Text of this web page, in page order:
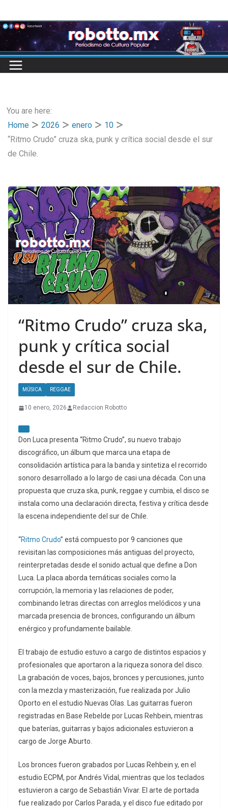
to
content
You are here:
Home
2026 enero
10
“Ritmo Crudo” cruza ska, punk y crítica social desde el sur
de Chile.
“Ritmo Crudo” cruza ska,
punk y crítica social
desde el sur de Chile.
MÚSICA REGGAE
10 enero, 2026 Redaccion Robotto
Don Luca presenta “Ritmo Crudo”, su nuevo trabajo
discográfico, un álbum que marca una etapa de
consolidación artística para la banda y sintetiza el recorrido
sonoro desarrollado a lo largo de casi una década. Con una
propuesta que cruza ska, punk, reggae y cumbia, el disco se
instala como una declaración directa, festiva y crítica desde
la escena independiente del sur de Chile.
“Ritmo Crudo” está compuesto por 9 canciones que
revisitan las composiciones más antiguas del proyecto,
reinterpretadas desde el sonido actual que define a Don
Luca. La placa aborda temáticas sociales como la
corrupción, la memoria y las relaciones de poder,
combinando letras directas con arreglos melódicos y una
marcada presencia de bronces, configurando un álbum
enérgico y profundamente bailable.
El trabajo de estudio estuvo a cargo de distintos espacios y
profesionales que aportaron a la riqueza sonora del disco.
La grabación de voces, bajos, bronces y percusiones, junto
con la mezcla y masterización, fue realizada por Julio
Oporto en el estudio Nuevas Olas. Las guitarras fueron
registradas en Base Rebelde por Lucas Rehbein, mientras
que baterías, guitarras y bajos adicionales estuvieron a
cargo de Jorge Aburto.
Los bronces fueron grabados por Lucas Rehbein y, en el
estudio ECPM, por Andrés Vidal, mientras que los teclados
estuvieron a cargo de Sebastián Vivar. El arte de portada
fue realizado por Carlos Parada, y el disco fue editado por